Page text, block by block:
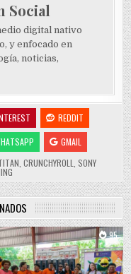
Social
digital nativo
y enfocado en
noticias,
REDDIT
GMAIL
CRUNCHYROLL SONY
95